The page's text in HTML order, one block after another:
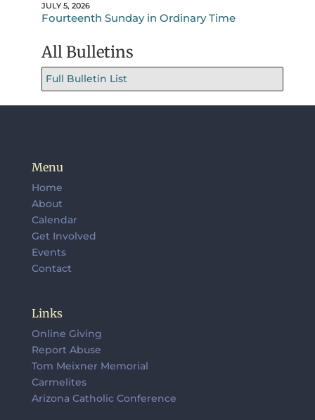
JULY 5, 2026
Fourteenth Sunday in Ordinary Time
All Bulletins
Full Bulletin List
Menu
Home
About
Calendar
Get Involved
Events
Contact
Links
Online Giving
Report Abuse
Tom Meixner Memorial
Carmelites
Arizona Catholic Conference